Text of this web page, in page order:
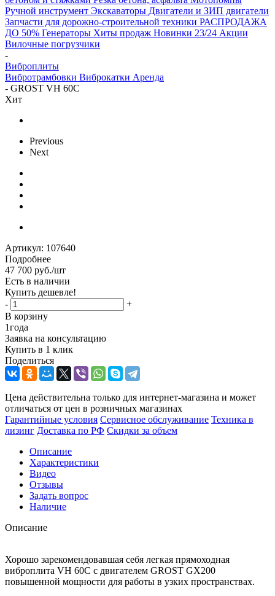
Ручной инструмент Экскаваторы Двигатели и ЗИП двигатели
Запчасти для дорожно-строительной техники РАСПРОДАЖА
ДО 50% Генераторы Хиты продаж Новинки 23/24 Акции
Вилочные погрузчики
-
Виброплиты
Вибротрамбовки Виброкатки Аренда
- GROST VH 60C
Хит
Previous
Next
Артикул: 107640
Подробнее
47 700 руб./шт
Есть в наличии
Купить дешевле!
-
+
В корзину
1года
Заявка на консультацию
Купить в 1 клик
Поделиться
Цена действительна только для интернет-магазина и может
отличаться от цен в розничных магазинах
Гарантийные условия Сервисное обслуживание Техника в
лизинг Доставка по РФ Скидки за объем
Описание
Характеристики
Видео
Отзывы
Задать вопрос
Наличие
Описание
Хорошо зарекомендовавшая себя легкая прямоходная
виброплита VH 60С с двигателем GROST GX200
повышенной мощности для работы в узких пространствах.